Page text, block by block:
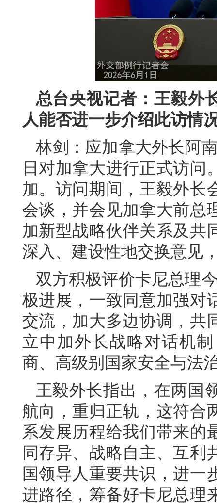
总台央视记者：王毅外
人能否进一步介绍此访情
林剑：应加拿大外长阿
日对加拿大进行正式访问
加。访问期间，王毅外长
会谈，并会见加拿大前总
加新型战略伙伴关系及共
深入、建设性地交换意见
双方积极评价卡尼总理
极进展，一致同意加强对
交流，加大多边协调，共
立中加外长战略对话机
商、高级别国家安全与法
王毅外长指出，在两国
航向，重归正轨，这符合
系发展历程给我们带来的
同存异、战略自主、互利
国领导人重要共识，进一
进路径，筹备好卡尼总理